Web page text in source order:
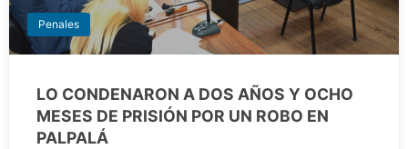
Penales
LO CONDENARON A DOS AÑOS Y OCHO
MESES DE PRISIÓN POR UN ROBO EN
PALPALÁ